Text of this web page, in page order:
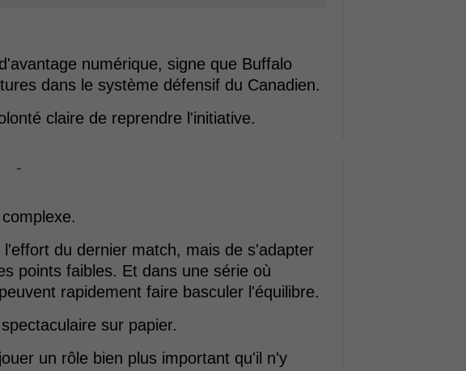
numérique, signe que Buffalo
dans le système défensif du Canadien.
claire de reprendre l'initiative.
-
du dernier match, mais de s'adapter
points faibles. Et dans une série où
rapidement faire basculer l'équilibre.
sur papier.
un rôle bien plus important qu'il n'y